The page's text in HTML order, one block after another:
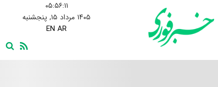
۰۵:۵۶:۱۲
۱۴۰۵ مرداد ۱۵, پنجشنبه
EN AR